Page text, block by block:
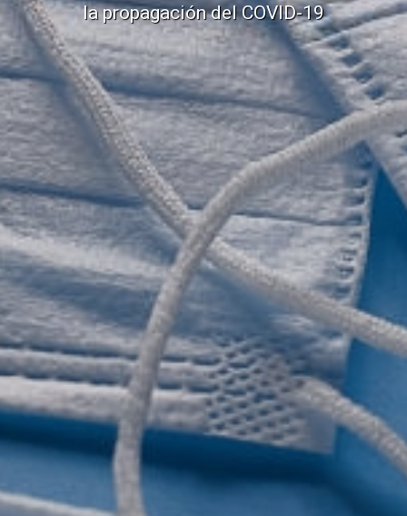
la propagación del COVID-19